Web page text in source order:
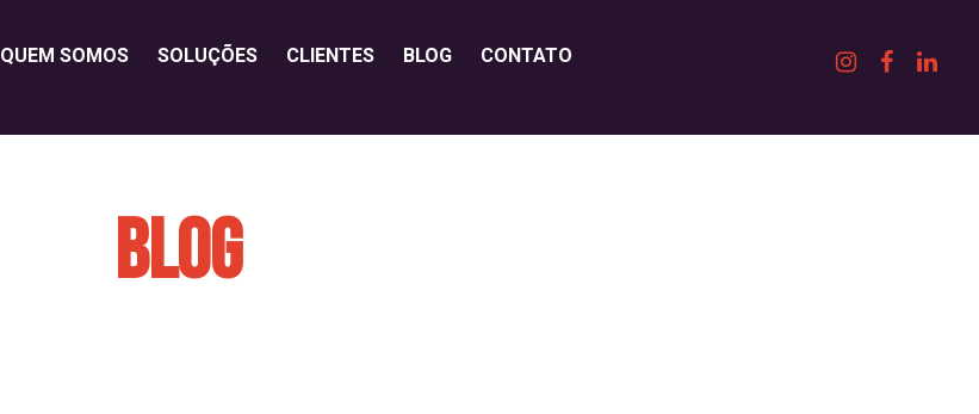
QUEM SOMOS SOLUÇÕES CLIENTES BLOG CONTATO
BLOG